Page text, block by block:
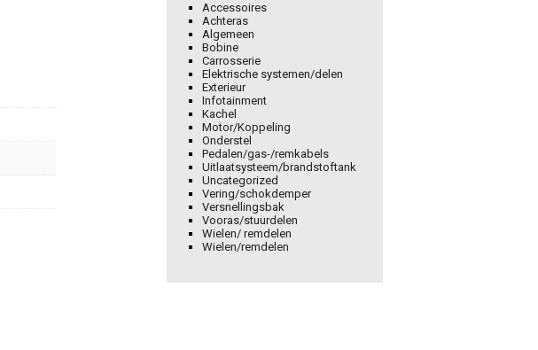
Accessoires
Achteras
Algemeen
Bobine
Carrosserie
Elektrische systemen/delen
Exterieur
Infotainment
Kachel
Motor/Koppeling
Onderstel
Pedalen/gas-/remkabels
Uitlaatsysteem/brandstoftank
Uncategorized
Vering/schokdemper
Versnellingsbak
Vooras/stuurdelen
Wielen/ remdelen
Wielen/remdelen